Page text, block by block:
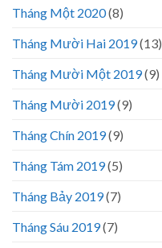
Tháng Một 2020(8)
Tháng Mười Hai 2019(13)
Tháng Mười Một 2019(9)
Tháng Mười 2019(9)
Tháng Chín 2019(9)
Tháng Tám 2019(5)
Tháng Bảy 2019(7)
Tháng Sáu 2019(7)